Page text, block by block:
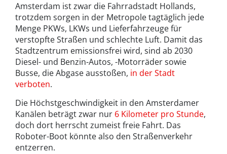
Amsterdam ist zwar die Fahrradstadt Hollands,
trotzdem sorgen in der Metropole tagtäglich jede
Menge PKWs, LKWs und Lieferfahrzeuge für
verstopfte Straßen und schlechte Luft. Damit das
Stadtzentrum emissionsfrei wird, sind ab 2030
Diesel- und Benzin-Autos, -Motorräder sowie
Busse, die Abgase ausstoßen, in der Stadt
verboten.
Die Höchstgeschwindigkeit in den Amsterdamer
Kanälen beträgt zwar nur 6 Kilometer pro Stunde,
doch dort herrscht zumeist freie Fahrt. Das
Roboter-Boot könnte also den Straßenverkehr
entzerren.